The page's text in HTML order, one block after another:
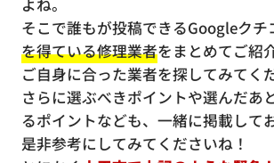
そこで誰もが投稿できるGoogleクチ
を得ている修理業者をまとめてご紹
ご自身に合った業者を探してみてく
さらに選ぶべきポイントや選んだあ
るポイントなども、一緒に掲載して
是非参考にしてみてくださいね！